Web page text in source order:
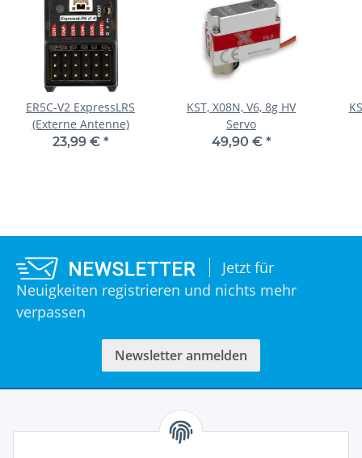
ER5C-V2 ExpressLRS
(Externe Antenne)
23,99 € *
KST, X08N, V6, 8g HV
Servo
49,90 € *
Jetzt für
Neuigkeiten registrieren und nichts mehr
verpassen
Newsletter anmelden
Informationen